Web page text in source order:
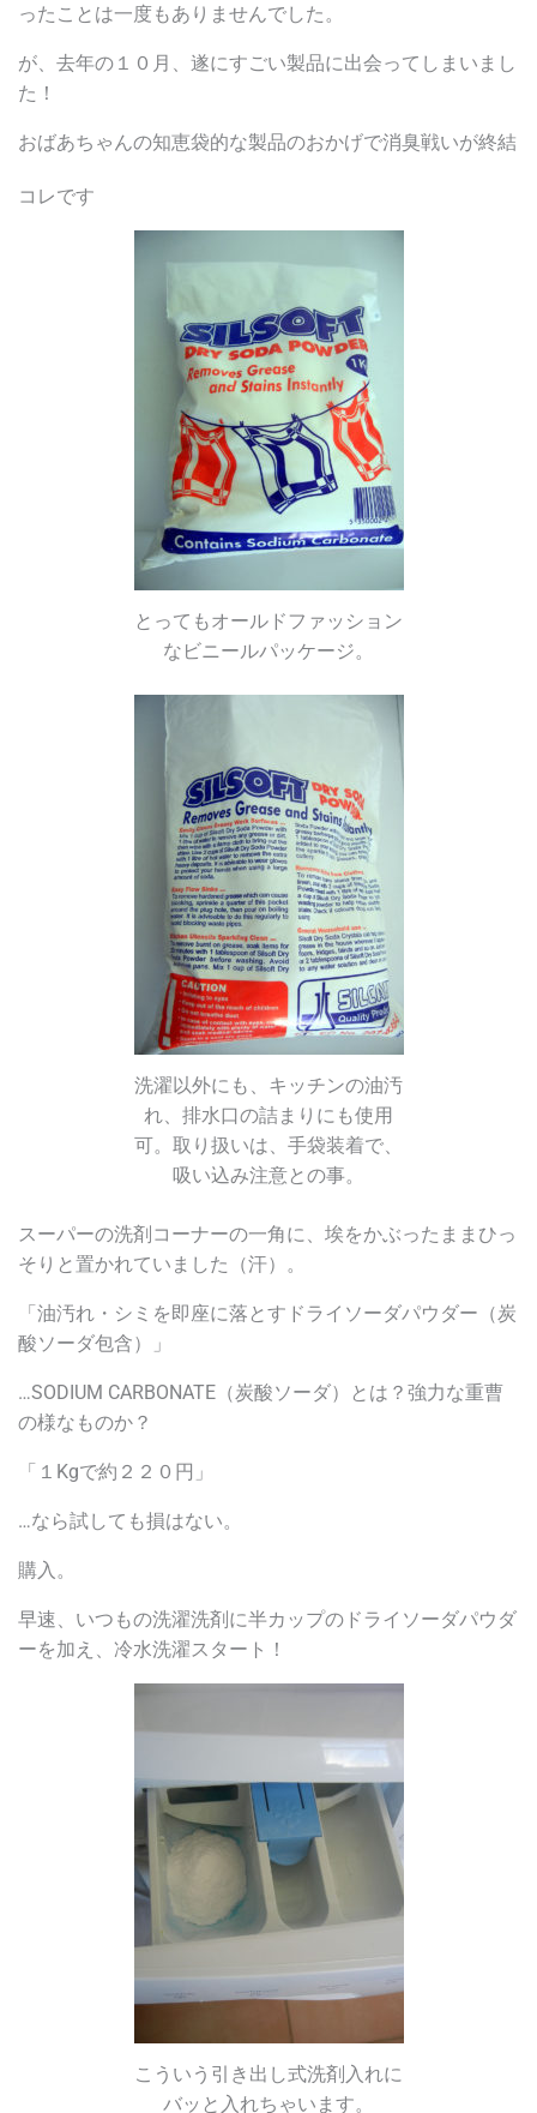
ったことは一度もありませんでした。
が、去年の１０月、遂にすごい製品に出会ってしまいまし
た！
おばあちゃんの知恵袋的な製品のおかげで消臭戦いが終結
コレです
とってもオールドファッション
なビニールパッケージ。
洗濯以外にも、キッチンの油汚
れ、排水口の詰まりにも使用
可。取り扱いは、手袋装着で、
吸い込み注意との事。
スーパーの洗剤コーナーの一角に、埃をかぶったままひっ
そりと置かれていました（汗）。
「油汚れ・シミを即座に落とすドライソーダパウダー（炭
酸ソーダ包含） 」
…SODIUM CARBONATE（炭酸ソーダ）とは？強力な重曹
の様なものか？
「１Kgで約２２０円」
…なら試しても損はない。
購入。
早速、いつもの洗濯洗剤に半カップのドライソーダパウダ
ーを加え、冷水洗濯スタート！
こういう引き出し式洗剤入れに
バッと入れちゃいます。